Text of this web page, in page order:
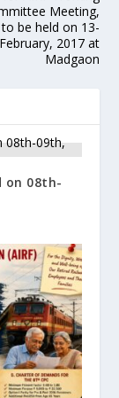
Meeting,
be held on 13-
2017 at
Madgaon
on 08th-